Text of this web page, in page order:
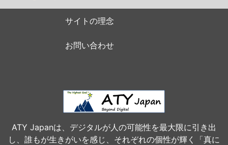
サイトの理念
お問い合わせ
ATY Japanは、デジタルが人の可能性を最大限に引き出
し、誰もが生きがいを感じ、それぞれの個性が輝く「真に